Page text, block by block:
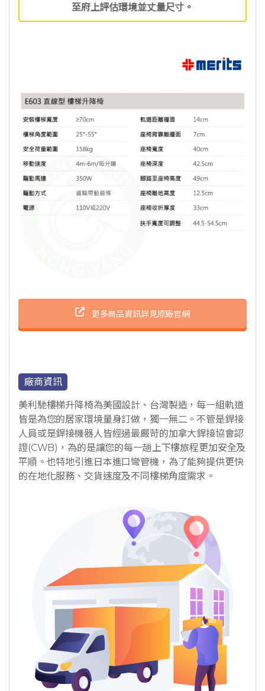
至府上評估環境並丈量尺寸。
更多商品資訊詳見原廠官網
廠商資訊
美利馳樓梯升降椅為美國設計、台灣製造，每一組軌道
皆是為您的居家環境量身訂做，獨一無二。不管是銲接
人員或是銲接機器人皆經過最嚴苛的加拿大銲接協會認
證(CWB)，為的是讓您的每一趟上下樓旅程更加安全及
平順。也特地引進日本進口彎管機，為了能夠提供更快
的在地化服務、交貨速度及不同樓梯角度需求。